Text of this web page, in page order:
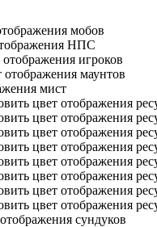
мобов
НПС
игроков
отображения маунтов
мист
цвет отображения
цвет отображения
цвет отображения
цвет отображения
цвет отображения
цвет отображения
цвет отображения
цвет отображения
сундуков